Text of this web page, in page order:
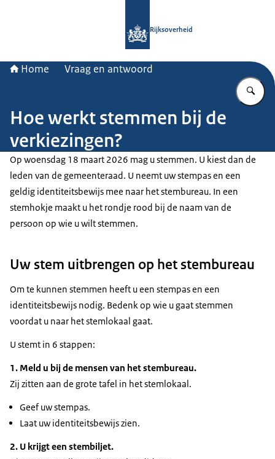
Rijksoverheid
Home Vraag en antwoord
Hoe werkt stemmen bij de
verkiezingen?
Op woensdag 18 maart 2026 mag u stemmen. U kiest dan de
leden van de gemeenteraad. U neemt uw stempas en een
geldig identiteitsbewijs mee naar het stembureau. In een
stemhokje maakt u het rondje rood bij de naam van de
persoon op wie u wilt stemmen.
Uw stem uitbrengen op het stembureau
Om te kunnen stemmen heeft u een stempas en een
identiteitsbewijs nodig. Bedenk op wie u gaat stemmen
voordat u naar het stemlokaal gaat.
U stemt in 6 stappen:
1. Meld u bij de mensen van het stembureau.
Zij zitten aan de grote tafel in het stemlokaal.
Geef uw stempas.
Laat uw identiteitsbewijs zien.
2. U krijgt een stembiljet.